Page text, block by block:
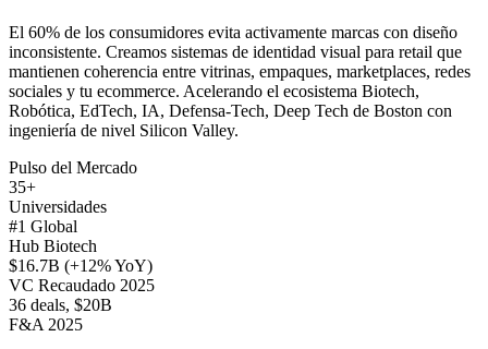
El 60% de los consumidores evita activamente marcas con diseño
inconsistente. Creamos sistemas de identidad visual para retail que
mantienen coherencia entre vitrinas, empaques, marketplaces, redes
sociales y tu ecommerce. Acelerando el ecosistema Biotech,
Robótica, EdTech, IA, Defensa-Tech, Deep Tech de Boston con
ingeniería de nivel Silicon Valley.
Pulso del Mercado
35+
Universidades
#1 Global
Hub Biotech
$16.7B (+12% YoY)
VC Recaudado 2025
36 deals, $20B
F&A 2025